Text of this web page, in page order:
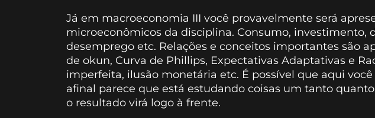
Já em macroeconomia III você provavelmente será
microeconômicos da disciplina. Consumo, investimento,
desemprego etc. Relações e conceitos importantes são
de okun, Curva de Phillips, Expectativas Adaptativas e
imperfeita, ilusão monetária etc. É possível que aqui
afinal parece que está estudando coisas um tanto
o resultado virá logo à frente.